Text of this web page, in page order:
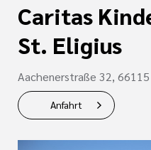
Caritas
St. Eligius
Aachenerstraße 32, 66115
Anfahrt